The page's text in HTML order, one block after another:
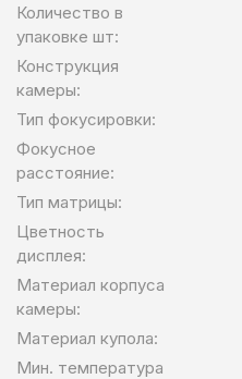
Количество в
упаковке шт:
Конструкция
камеры:
Тип фокусировки:
Фокусное
расстояние:
Тип матрицы:
Цветность
дисплея:
Материал корпуса
камеры:
Материал купола:
Мин. температура